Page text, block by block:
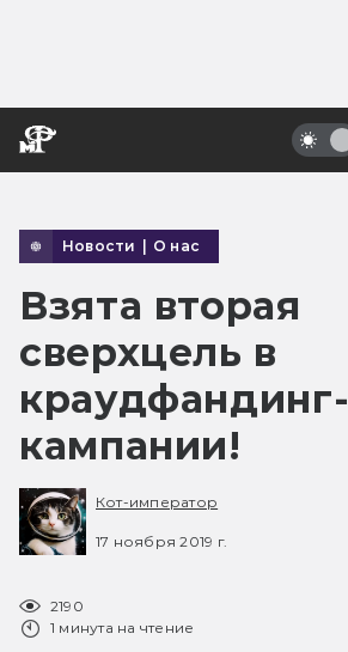
Новости | О нас
Взята вторая
сверхцель в
краудфандинг-
кампании!
Кот-император
17 ноября 2019 г.
2190
1 минута на чтение